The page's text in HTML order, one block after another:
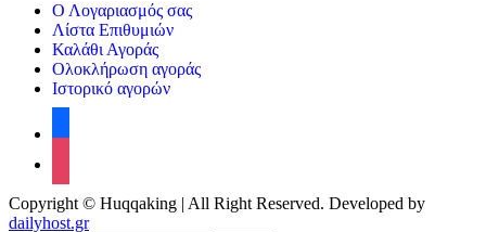
Ο Λογαριασμός σας
Λίστα Επιθυμιών
Καλάθι Αγοράς
Ολοκλήρωση αγοράς
Ιστορικό αγορών
Copyright © Huqqaking | All Right Reserved. Developed by
dailyhost.gr